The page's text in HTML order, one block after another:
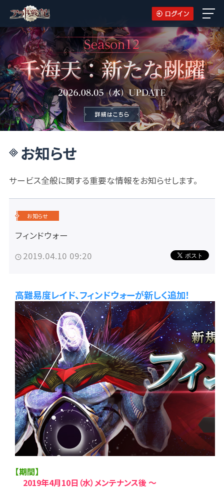
お知らせ
サービス全般に関する重要な情報をお知らせします。
お知らせ
フィンドウォー
2019.04.10 09:20
高難易度レイド、フィンドウォーが新しく追加！
【期間】
2019年4月10日（水）メンテナンス後 ～